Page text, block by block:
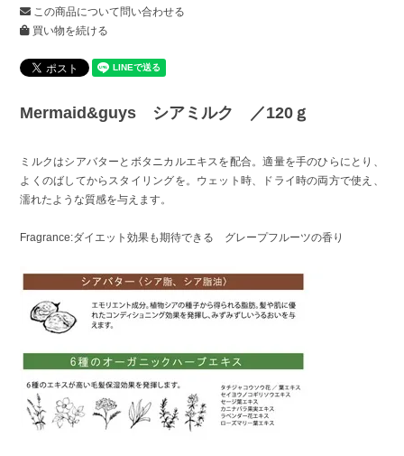
この商品について問い合わせる
買い物を続ける
Mermaid&guys シアミルク ／120ｇ
ミルクはシアバターとボタニカルエキスを配合。適量を手のひらにとり、
よくのばしてからスタイリングを。ウェット時、ドライ時の両方で使え、
濡れたような質感を与えます。
Fragrance:ダイエット効果も期待できる グレープフルーツの香り